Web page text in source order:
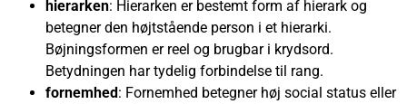
hierarken: Hierarken er bestemt form af hierark og
betegner den højtstående person i et hierarki.
Bøjningsformen er reel og brugbar i krydsord.
Betydningen har tydelig forbindelse til rang.
fornemhed: Fornemhed betegner høj social status eller